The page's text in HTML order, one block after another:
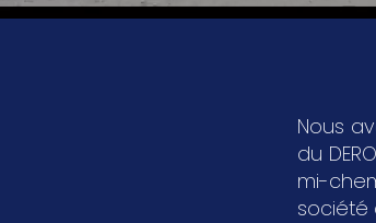
Nous
du
mi-
société